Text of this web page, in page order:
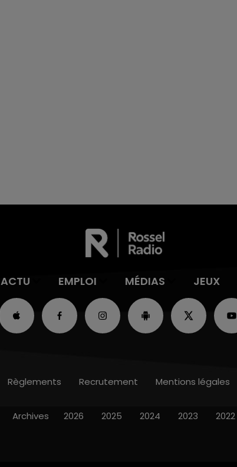
ACTU EMPLOI MÉDIAS JEUX
Règlements Recrutement Mentions légales
Archives 2026 2025 2024 2023 2022